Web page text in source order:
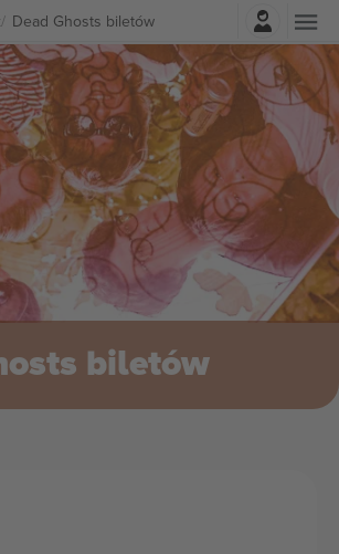
Dead Ghosts biletów
Zaloguj sie
biletów